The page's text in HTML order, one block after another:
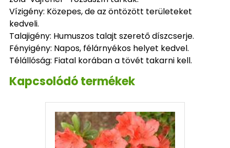
Vízigény: Közepes, de az öntözött területeket
kedveli.
Talajigény: Humuszos talajt szerető díszcserje.
Fényigény: Napos, félárnyékos helyet kedvel.
Télállóság: Fiatal korában a tövét takarni kell.
Kapcsolódó termékek